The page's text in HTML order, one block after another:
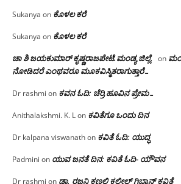
Sukanya on ಕೊಳಲ ಕರೆ
Sukanya on ಕೊಳಲ ಕರೆ
ಚಾ ಶಿ ಜಯಕುಮಾರ್ ಕೃಷ್ಣರಾಜಪೇಟೆ.ಮಂಡ್ಯ ಜಿಲ್ಲೆ. on
ನೋಡಿದರೆ ಎಂಥವರೂ ಮೂಕವಿಸ್ಮಿತರಾಗುತ್ತಾರೆ…
Dr rashmi on ಕವನ ಓದಿ: ಚೆರ್ರಿ ಹೂವಿನ ಪ್ರೇಮ…
Anithalakshmi. K. Lon ಕವಿತೆಗೂ ಒಂದು ದಿನ
Dr kalpana viswanathon ಕವಿತೆ ಓದಿ: ಯುದ್ಧ
Padmini on ಯುವ ಜನತೆ ದಿನ: ಕವಿತೆ ಓದಿ- ಯೌವನ
Dr rashmi on ಡಾ. ರಜನಿ‌ ಕಣ್ಣಲ್ಲಿ ಕಲೀಲ್ ಗಿಬ್ರಾನ್ ಕವಿತೆ